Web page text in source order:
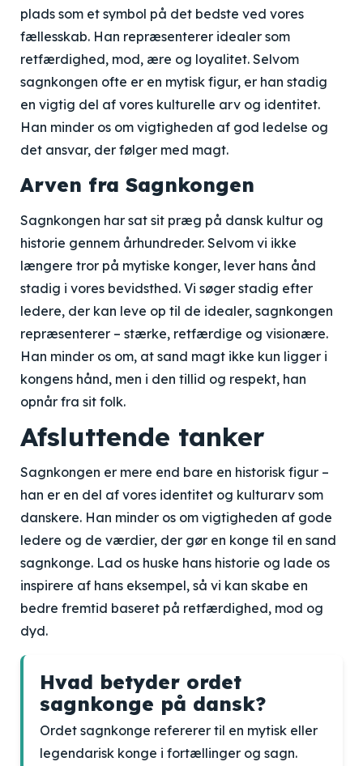
plads som et symbol på det bedste ved vores
fællesskab. Han repræsenterer idealer som
retfærdighed, mod, ære og loyalitet. Selvom
sagnkongen ofte er en mytisk figur, er han stadig
en vigtig del af vores kulturelle arv og identitet.
Han minder os om vigtigheden af god ledelse og
det ansvar, der følger med magt.
Arven fra Sagnkongen
Sagnkongen har sat sit præg på dansk kultur og
historie gennem århundreder. Selvom vi ikke
længere tror på mytiske konger, lever hans ånd
stadig i vores bevidsthed. Vi søger stadig efter
ledere, der kan leve op til de idealer, sagnkongen
repræsenterer – stærke, retfærdige og visionære.
Han minder os om, at sand magt ikke kun ligger i
kongens hånd, men i den tillid og respekt, han
opnår fra sit folk.
Afsluttende tanker
Sagnkongen er mere end bare en historisk figur –
han er en del af vores identitet og kulturarv som
danskere. Han minder os om vigtigheden af gode
ledere og de værdier, der gør en konge til en sand
sagnkonge. Lad os huske hans historie og lade os
inspirere af hans eksempel, så vi kan skabe en
bedre fremtid baseret på retfærdighed, mod og
dyd.
Hvad betyder ordet
sagnkonge på dansk?
Ordet sagnkonge refererer til en mytisk eller
legendarisk konge i fortællinger og sagn.